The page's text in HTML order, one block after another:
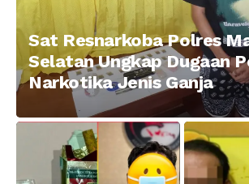
Sat Resnarkoba Polres
Selatan Ungkap Dugaan
Narkotika Jenis Ganja